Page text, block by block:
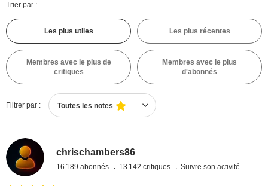
Trier par :
Les plus utiles Les plus récentes
Membres avec le plus de
critiques
Membres avec le plus
d'abonnés
Filtrer par : Toutes les notes
chrischambers86
16 189 abonnés 13 142 critiques Suivre son activité